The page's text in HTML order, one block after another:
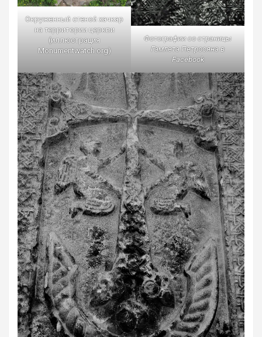
Окруженный стеной хачкар
на территории церкви
(иллюстрация
Monumentwatch.org)
Фотографии со страницы
Гамлета Петросяна в
Facebook